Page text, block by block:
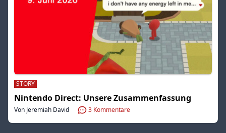
STORY
Nintendo Direct: Unsere Zusammenfassung
Von Jeremiah David 3 Kommentare